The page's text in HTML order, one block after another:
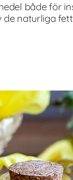
både för
naturliga